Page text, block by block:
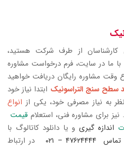
از طرف شرکت هستید،
ما در سایت، فرم درخواست مشاوره
وقت مشاوره رایگان دریافت خواهید
سطح سنج التراسونیک ابتدا نیاز خود
به نیاز مصرفی خود، یکی از انواع
نیز برای مشاوره فنی، استعلام قیمت
اندازه گیری و یا دانلود کاتالوگ با
– ۰۲۱
در ارتباط